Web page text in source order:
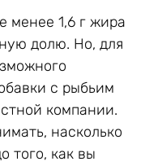
менее 1,6 г жира
долю. Но, для
с рыбьим
компании.
насколько
того, как вы